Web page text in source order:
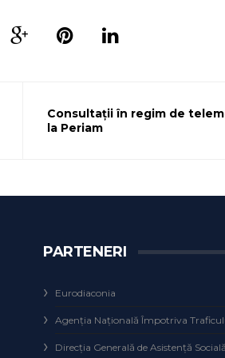
Consultații în regim de
la Periam
PARTENERI
Eurodiaconia
Agenţia Naţională Împotriva
Direcţia Generală de Asistenţă